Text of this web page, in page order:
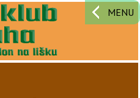
MENU